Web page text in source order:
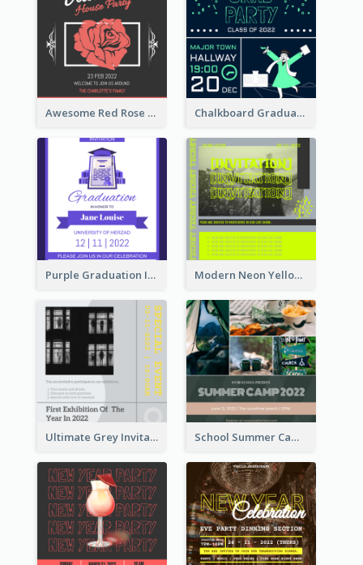
Awesome Red Rose Valentine Celebration Invitation Chalkboard Graduation Party Invitation
Purple Graduation Invitation Modern Neon Yellow Live Band Invitation Design Idea
Ultimate Grey Invitation Design Template School Summer Camp Invitation